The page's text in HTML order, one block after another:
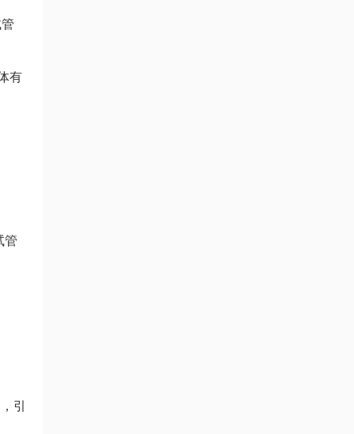
有
管
引